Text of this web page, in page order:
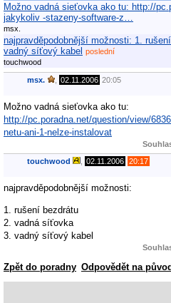
Možno vadná sieťovka ako tu: http://
jakykoliv -stazeny-software-z…
msx.
najpravděpodobnější možnosti: 1.
vadný síťový kabel poslední
touchwood
msx. 02.11.2006 20:05
Možno vadná sieťovka ako tu:
http://pc.poradna.net/question/view/
netu-ani-1-nelze-instalovat
touchwood 02.11.2006 20:17
najpravděpodobnější možnosti:
1. rušení bezdrátu
2. vadná síťovka
3. vadný síťový kabel
Zpět do poradny Odpovědět na